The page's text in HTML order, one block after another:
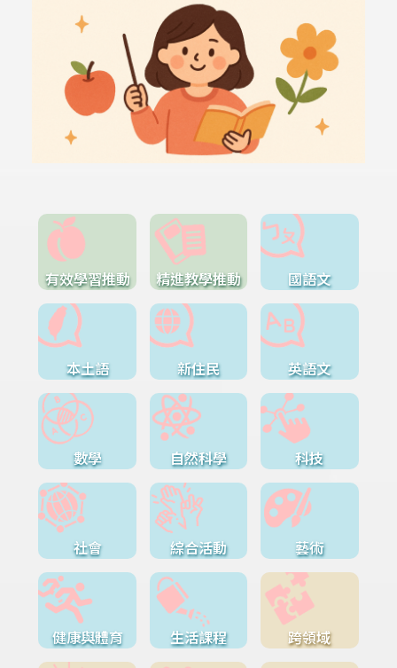
有效學習推動 精進教學推動 國語文
本土語 新住民 英語文
數學 自然科學 科技
社會 綜合活動 藝術
健康與體育 生活課程 跨領域